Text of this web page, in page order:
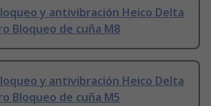
y antivibración Heico Delta
Bloqueo de cuña M8
y antivibración Heico Delta
Bloqueo de cuña M5